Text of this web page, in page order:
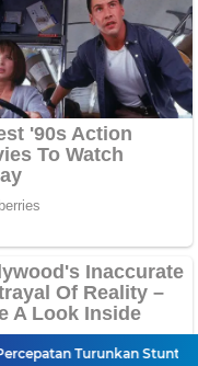
Turunkan Stunting